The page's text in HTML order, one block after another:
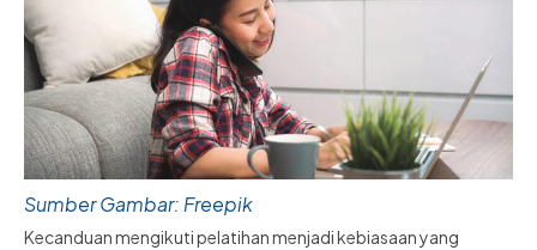
Sumber Gambar: Freepik
Kecanduan mengikuti pelatihan menjadi kebiasaan yang